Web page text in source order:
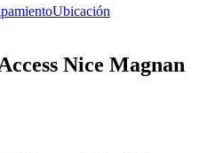
Ubicación
Nice Magnan